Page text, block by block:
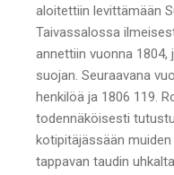
aloitettiin levittämään
Taivassalossa
annettiin vuonna
suojan. Seuraavana
henkilöä ja 1806 119.
todennäköisesti
kotipitäjässään
tappavan taudin